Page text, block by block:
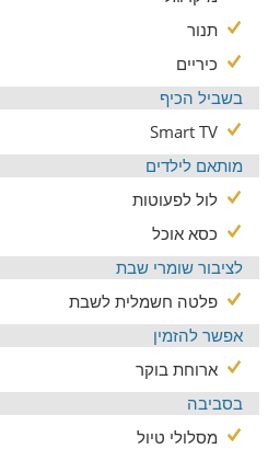
תנור
כיריים
בשביל הכיף
Smart TV
מותאם לילדים
לול לפעוטות
כסא אוכל
לציבור שומרי שבת
פלטה חשמלית לשבת
אפשר להזמין
ארוחת בוקר
בסביבה
מסלולי טיול